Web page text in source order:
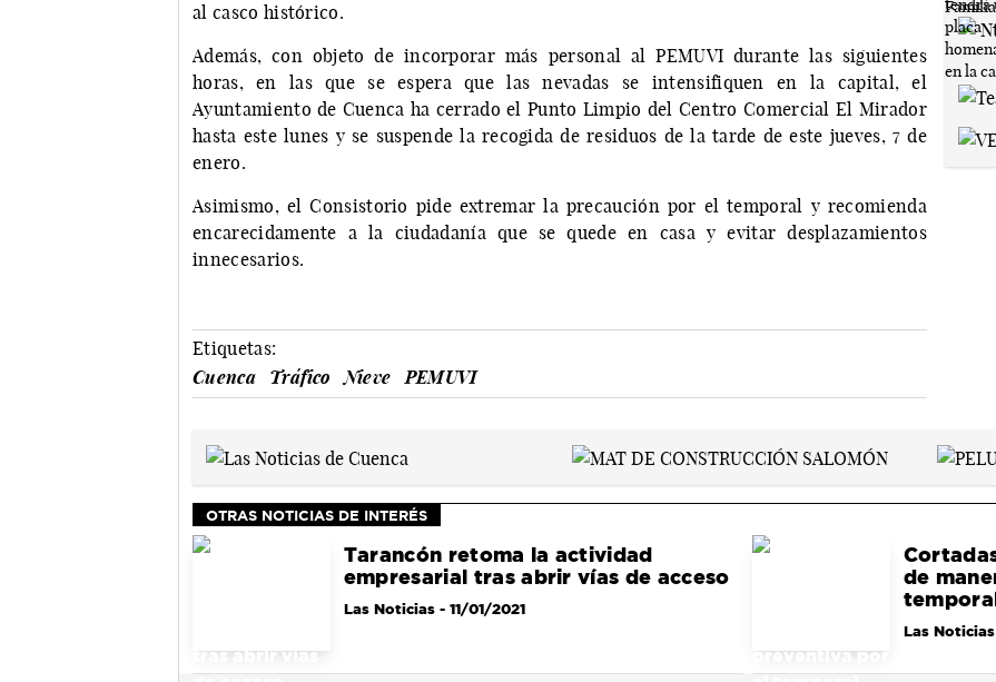
al casco histórico.
Además, con objeto de incorporar más personal al PEMUVI durante las siguientes
horas, en las que se espera que las nevadas se intensifiquen en la capital, el
Ayuntamiento de Cuenca ha cerrado el Punto Limpio del Centro Comercial El Mirador
hasta este lunes y se suspende la recogida de residuos de la tarde de este jueves, 7 de
enero.
Asimismo, el Consistorio pide extremar la precaución por el temporal y recomienda
encarecidamente a la ciudadanía que se quede en casa y evitar desplazamientos
innecesarios.
Etiquetas:
Cuenca
Tráfico Nieve PEMUVI
OTRAS NOTICIAS DE INTERÉS
Tarancón retoma la actividad
empresarial tras abrir vías de acceso
Las Noticias- 11/01/2021
de
temporal
Las Noticias